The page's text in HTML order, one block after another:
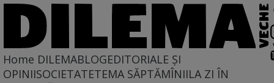
Home DILEMABLOGEDITORIALE ȘI
OPINIISOCIETATETEMA SĂPTĂMÎNIILA ZI ÎN